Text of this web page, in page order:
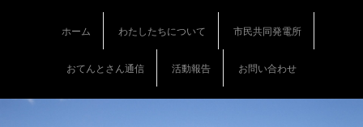
ホーム わたしたちについて 市民共同発電所
おてんとさん通信 活動報告 お問い合わせ